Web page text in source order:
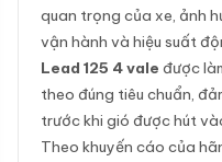
quan trọng của xe, ảnh
vận hành và hiệu suất
Lead 125 4 vale được
theo đúng tiêu chuẩn,
trước khi gió được hút
Theo khuyến cáo của